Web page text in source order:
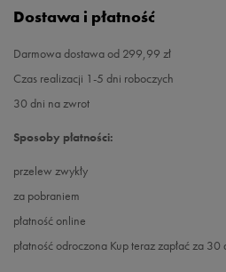
Dostawa i płatność
Darmowa dostawa od 299,99 zł
Czas realizacji 1-5 dni roboczych
30 dni na zwrot
Sposoby płatności:
przelew zwykły
za pobraniem
płatność online
płatność odroczona Kup teraz zapłać za